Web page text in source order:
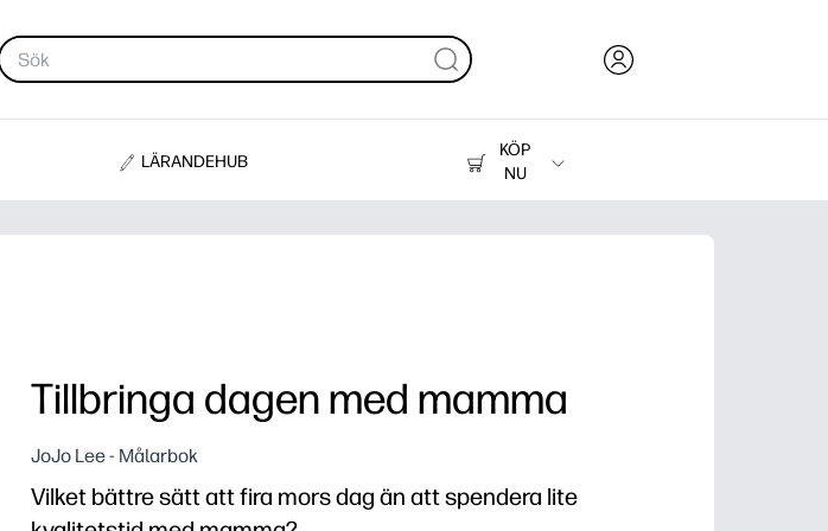
LÄRANDEHUB
KÖP
NU
Skrivare
Tillbringa dagen med mamma
JoJo Lee - Målarbok
Vilket bättre sätt att fira mors dag än att spendera lite